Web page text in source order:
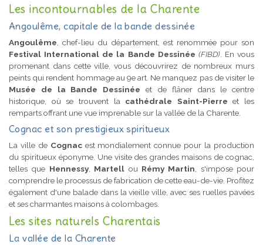
Les incontournables de la Charente
Angoulême, capitale de la bande dessinée
Angoulême, chef-lieu du département, est renommée pour son
Festival International de la Bande Dessinée (FIBD). En vous
promenant dans cette ville, vous découvrirez de nombreux murs
peints qui rendent hommage au 9e art. Ne manquez pas de visiter le
Musée de la Bande Dessinée et de flâner dans le centre
historique, où se trouvent la cathédrale Saint-Pierre et les
remparts offrant une vue imprenable sur la vallée de la Charente.
Cognac et son prestigieux spiritueux
La ville de Cognacest mondialement connue pour la production
du spiritueux éponyme. Une visite des grandes maisons de cognac,
telles que Hennessy, Martell ou Rémy Martin, s'impose pour
comprendre le processus de fabrication de cette eau-de-vie. Profitez
également d'une balade dans la vieille ville, avec ses ruelles pavées
et ses charmantes maisons à colombages.
Les sites naturels Charentais
La vallée de la Charente